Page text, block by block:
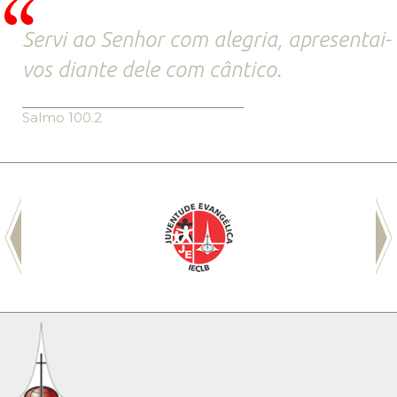
Servi ao Senhor com alegria, apresentai-
vos diante dele com cântico.
Salmo 100.2